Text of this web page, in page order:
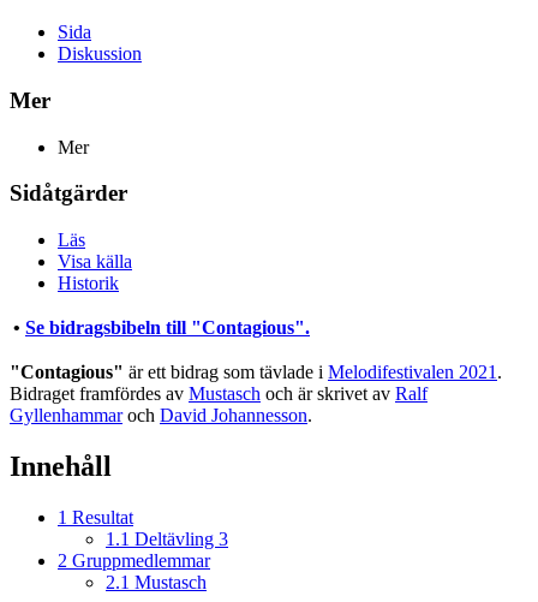
Sida
Diskussion
Mer
Mer
Sidåtgärder
Läs
Visa källa
Historik
• Se bidragsbibeln till "Contagious".
"Contagious" är ett bidrag som tävlade i Melodifestivalen 2021 .
Bidraget framfördes av Mustasch och är skrivet av Ralf
Gyllenhammaroch David Johannesson.
Innehåll
1 Resultat
1.1 Deltävling 3
2 Gruppmedlemmar
2.1 Mustasch